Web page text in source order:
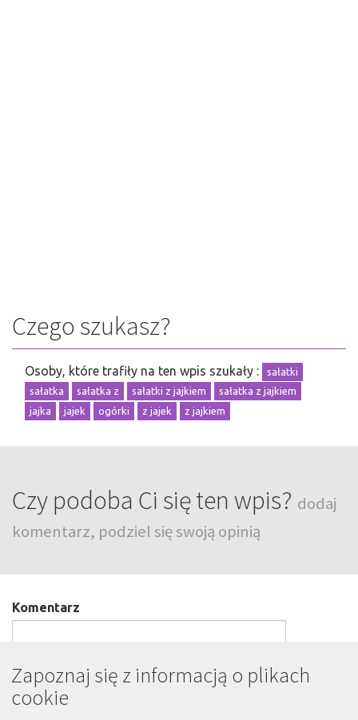
Czego szukasz?
Osoby, które trafiły na ten wpis szukały :
sałatki
sałatka
sałatka z sałatki z jajkiem
sałatka z jajkiem
jajka
jajek ogórki z jajek z jajkiem
Czy podoba Ci się ten wpis? dodaj
komentarz, podziel się swoją opinią
Komentarz
Podpis
Zapoznaj się z informacją o plikach
cookie